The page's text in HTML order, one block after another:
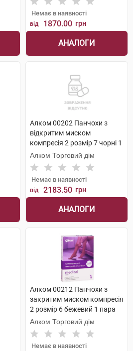
Немає в наявності
від 1870.00 грн
АНАЛОГИ
Алком 00202 Панчохи з
відкритим миском
компресія 2 розмір 7 чорні 1
пара
Алком Торговий дім
Немає в наявності
від 2183.50 грн
АНАЛОГИ
Алком 00212 Панчохи з
закритим миском компресія
2 розмір 6 бежевий 1 пара
Алком Торговий дім
Немає в наявності